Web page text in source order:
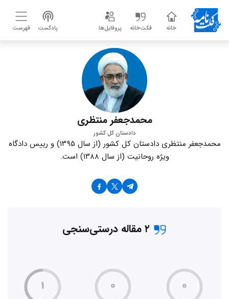
خانه فکت‌خانه پروفایل‌ها پادکست فهرست
محمدجعفر منتظری
دادستان کل کشور
محمدجعفر منتظری دادستان کل کشور (از سال ۱۳۹۵) و رییس دادگاه
ویژه روحانیت (از سال ۱۳۸۸) است.
۲ مقاله درستی‌سنجی
۰ ۰ ۱